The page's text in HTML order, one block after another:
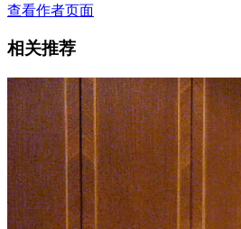
查看作者页面
相关推荐